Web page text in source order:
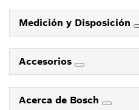
Medición y Disposición
Accesorios
Acerca de Bosch